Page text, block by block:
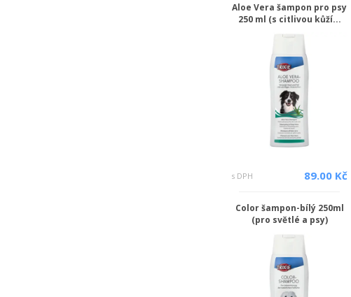
Aloe Vera šampon pro psy
250 ml (s citlivou kůží...
s DPH 89.00 Kč
Color šampon-bílý 250ml
(pro světlé a psy)